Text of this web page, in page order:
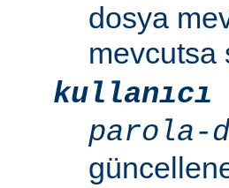
dosya
mevcutsa
kullanıcı
parola-